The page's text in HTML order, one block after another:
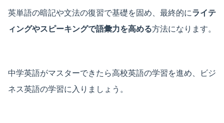
英単語の暗記や文法の復習で基礎を固め、最終的にライテ
ィングやスピーキングで語彙力を高める方法になります。
中学英語がマスターできたら高校英語の学習を進め、ビジ
ネス英語の学習に入りましょう。